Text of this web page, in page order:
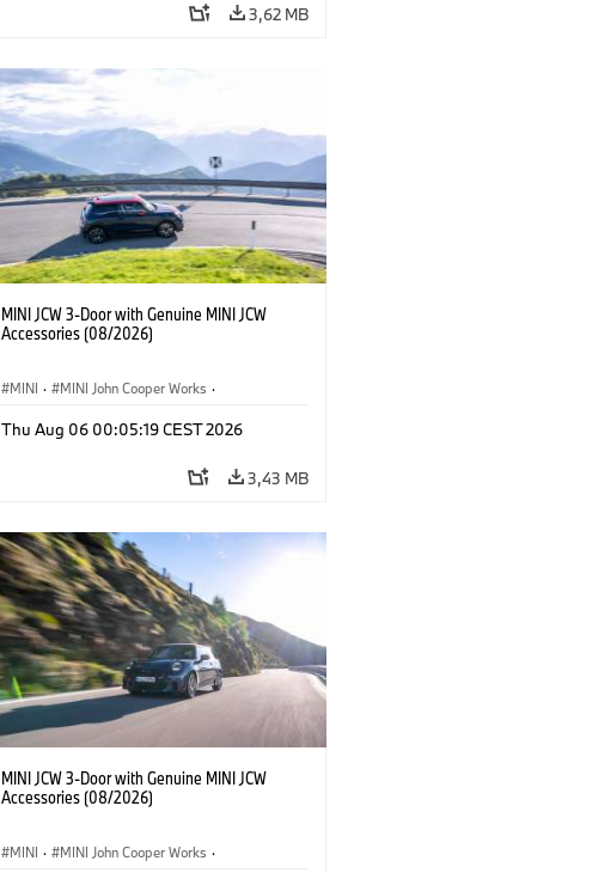
3,62 MB
MINI JCW 3-Door with Genuine MINI JCW
Accessories (08/2026)
MINI · MINI John Cooper Works ·
Opcjonalne dodatki, akcesoria
Thu Aug 06 00:05:19 CEST 2026
3,43 MB
MINI JCW 3-Door with Genuine MINI JCW
Accessories (08/2026)
MINI · MINI John Cooper Works ·